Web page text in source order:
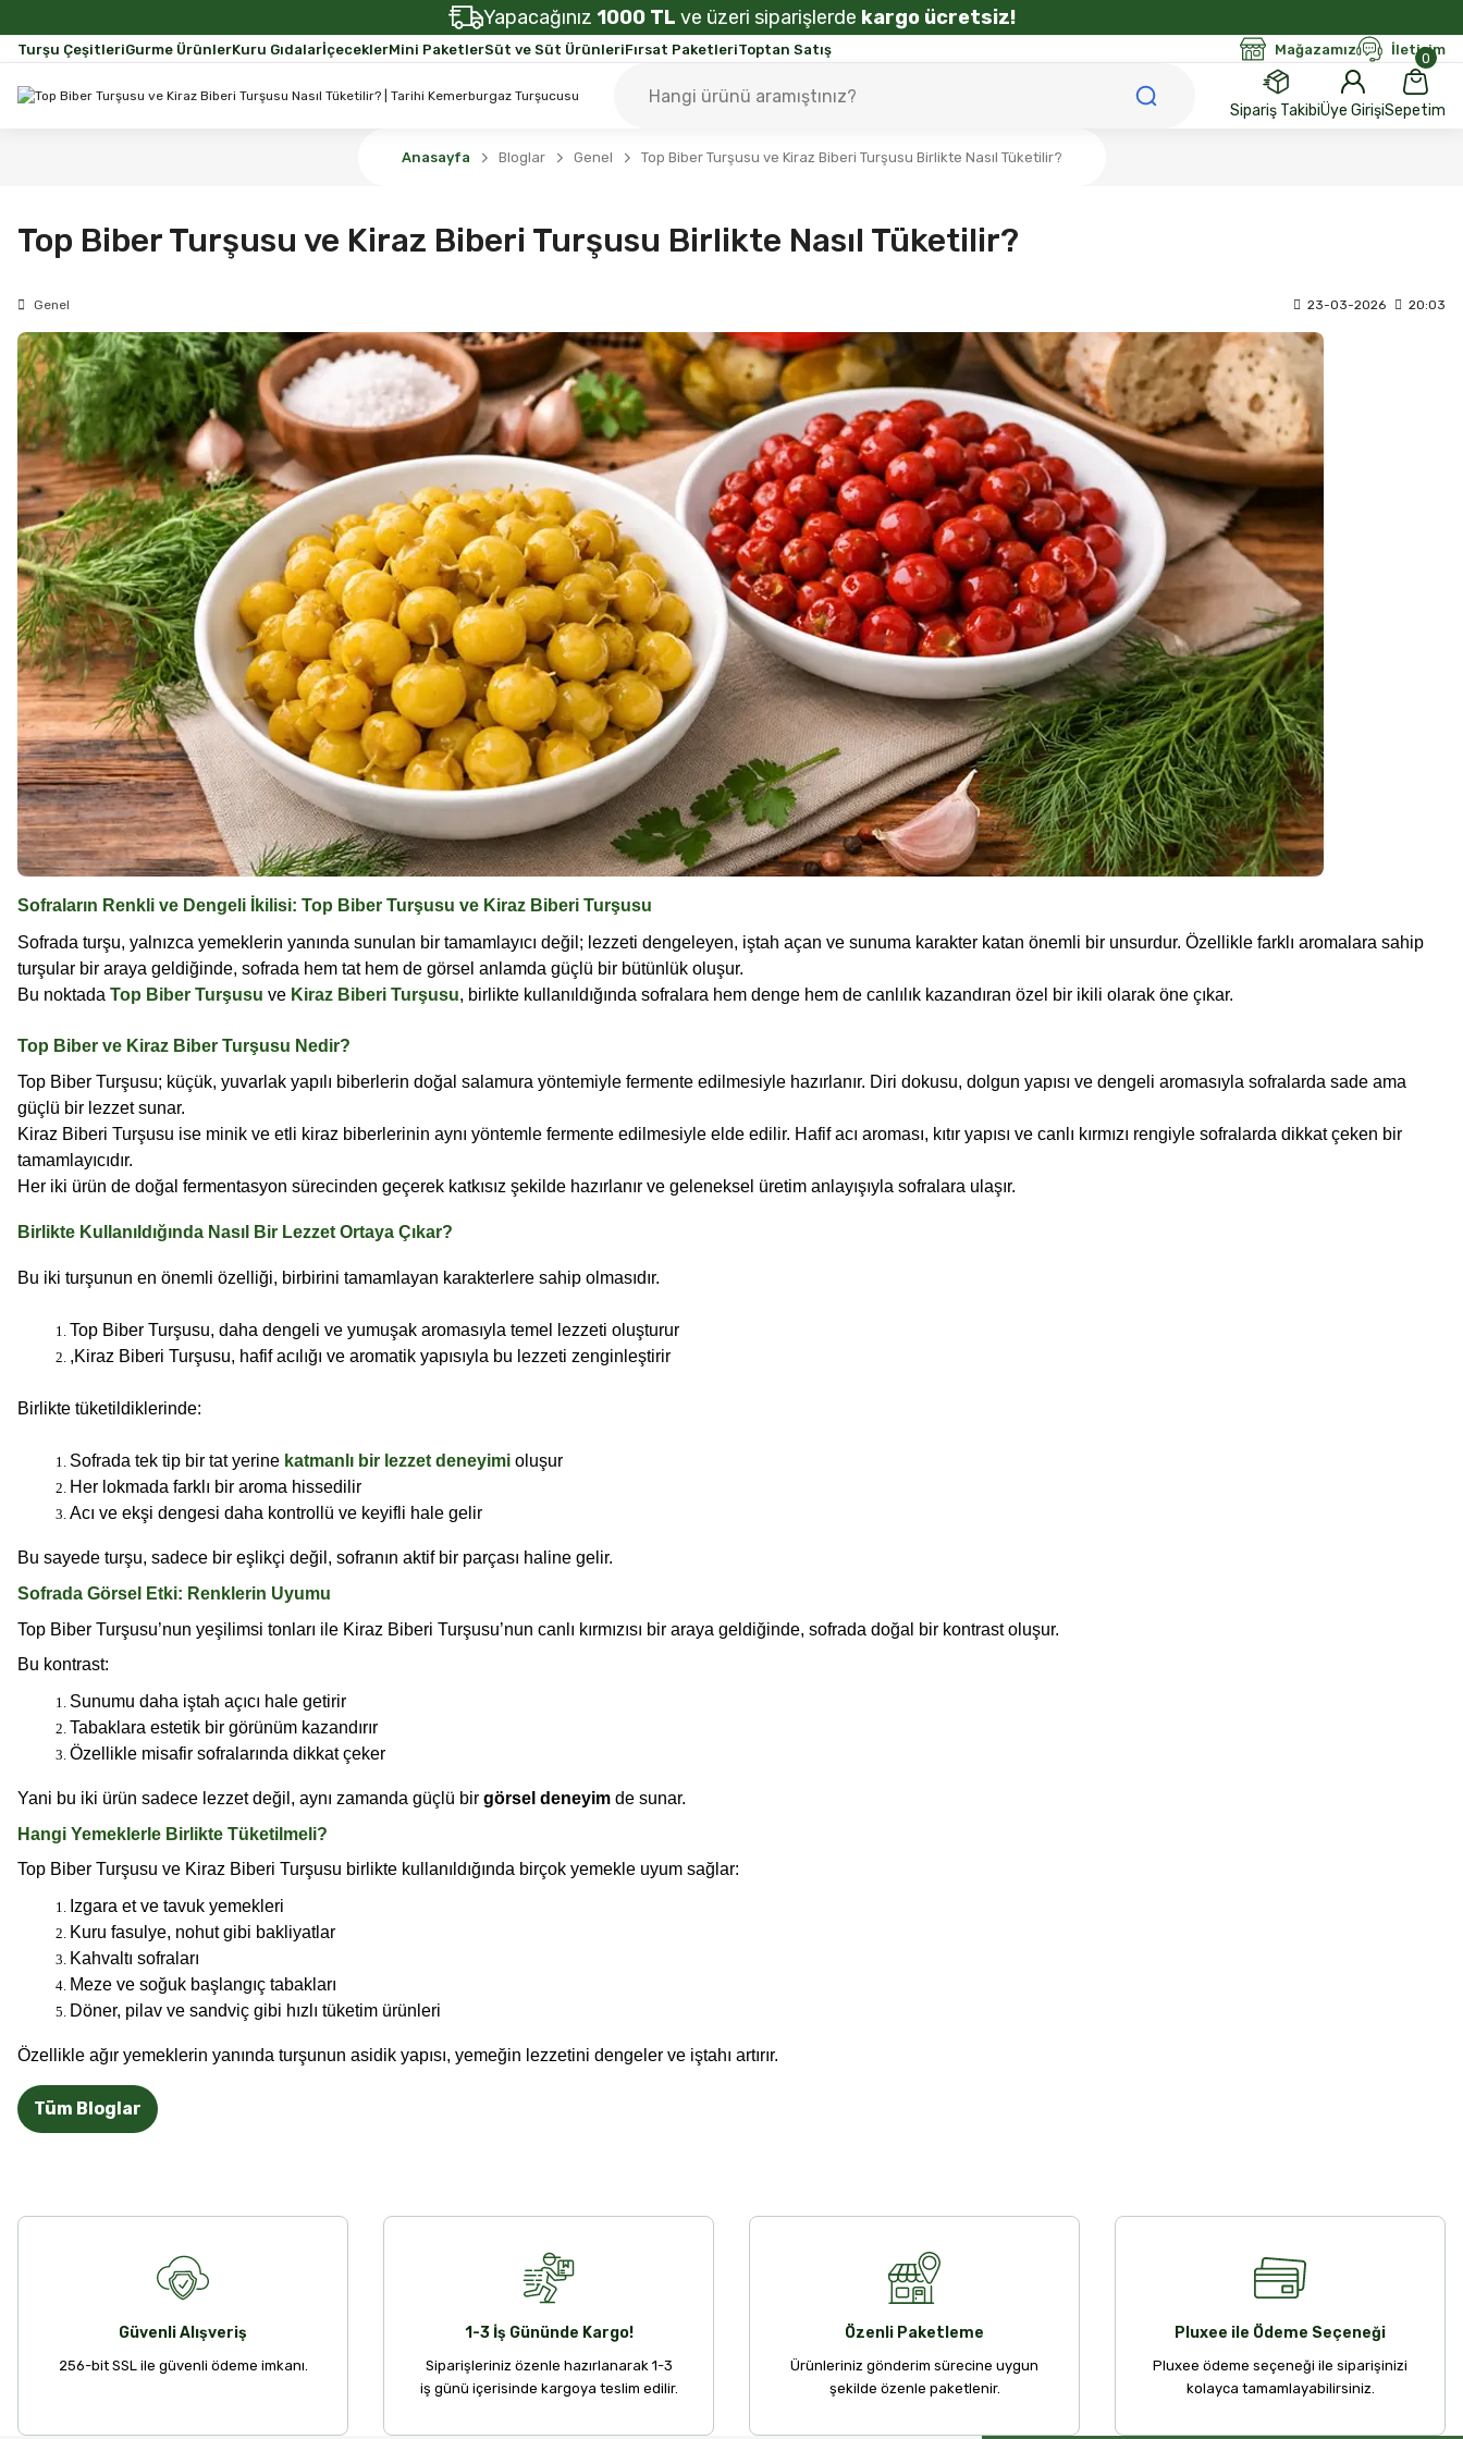
Yapacağınız 1000 TL ve üzeri siparişlerde kargo ücretsiz!
Turşu ÇeşitleriGurme ÜrünlerKuru GıdalarİçeceklerMini PaketlerSüt ve Süt ÜrünleriFırsat PaketleriToptan Satış Mağazamız İletişim
Sipariş TakibiÜye Girişi
0
Sepetim
Anasayfa Bloglar Genel Top Biber Turşusu ve Kiraz Biberi Turşusu Birlikte Nasıl Tüketilir?
Top Biber Turşusu ve Kiraz Biberi Turşusu Birlikte Nasıl Tüketilir?
Genel 23-03-2026 20:03
Sofraların Renkli ve Dengeli İkilisi: Top Biber Turşusu ve Kiraz Biberi Turşusu
Sofrada turşu, yalnızca yemeklerin yanında sunulan bir tamamlayıcı değil; lezzeti dengeleyen, iştah açan ve sunuma karakter katan önemli bir unsurdur. Özellikle farklı aromalara sahip
turşular bir araya geldiğinde, sofrada hem tat hem de görsel anlamda güçlü bir bütünlük oluşur.
Bu noktada Top Biber Turşusu ve Kiraz Biberi Turşusu, birlikte kullanıldığında sofralara hem denge hem de canlılık kazandıran özel bir ikili olarak öne çıkar.
Top Biber ve Kiraz Biber Turşusu Nedir?
Top Biber Turşusu; küçük, yuvarlak yapılı biberlerin doğal salamura yöntemiyle fermente edilmesiyle hazırlanır. Diri dokusu, dolgun yapısı ve dengeli aromasıyla sofralarda sade ama
güçlü bir lezzet sunar.
Kiraz Biberi Turşusu ise minik ve etli kiraz biberlerinin aynı yöntemle fermente edilmesiyle elde edilir. Hafif acı aroması, kıtır yapısı ve canlı kırmızı rengiyle sofralarda dikkat çeken bir
tamamlayıcıdır.
Her iki ürün de doğal fermentasyon sürecinden geçerek katkısız şekilde hazırlanır ve geleneksel üretim anlayışıyla sofralara ulaşır.
Birlikte Kullanıldığında Nasıl Bir Lezzet Ortaya Çıkar?
Bu iki turşunun en önemli özelliği, birbirini tamamlayan karakterlere sahip olmasıdır.
Top Biber Turşusu, daha dengeli ve yumuşak aromasıyla temel lezzeti oluşturur
,Kiraz Biberi Turşusu, hafif acılığı ve aromatik yapısıyla bu lezzeti zenginleştirir
Birlikte tüketildiklerinde:
Sofrada tek tip bir tat yerine katmanlı bir lezzet deneyimi oluşur
Her lokmada farklı bir aroma hissedilir
Acı ve ekşi dengesi daha kontrollü ve keyifli hale gelir
Bu sayede turşu, sadece bir eşlikçi değil, sofranın aktif bir parçası haline gelir.
Sofrada Görsel Etki: Renklerin Uyumu
Top Biber Turşusu’nun yeşilimsi tonları ile Kiraz Biberi Turşusu’nun canlı kırmızısı bir araya geldiğinde, sofrada doğal bir kontrast oluşur.
Bu kontrast:
Sunumu daha iştah açıcı hale getirir
Tabaklara estetik bir görünüm kazandırır
Özellikle misafir sofralarında dikkat çeker
Yani bu iki ürün sadece lezzet değil, aynı zamanda güçlü bir görsel deneyim de sunar.
Hangi Yemeklerle Birlikte Tüketilmeli?
Top Biber Turşusu ve Kiraz Biberi Turşusu birlikte kullanıldığında birçok yemekle uyum sağlar:
Izgara et ve tavuk yemekleri
Kuru fasulye, nohut gibi bakliyatlar
Kahvaltı sofraları
Meze ve soğuk başlangıç tabakları
Döner, pilav ve sandviç gibi hızlı tüketim ürünleri
Özellikle ağır yemeklerin yanında turşunun asidik yapısı, yemeğin lezzetini dengeler ve iştahı artırır.
Tüm Bloglar
Güvenli Alışveriş
256-bit SSL ile güvenli ödeme imkanı.
1-3 İş Gününde Kargo!
Siparişleriniz özenle hazırlanarak 1-3
iş günü içerisinde kargoya teslim edilir.
Özenli Paketleme
Ürünleriniz gönderim sürecine uygun
şekilde özenle paketlenir.
Pluxee ile Ödeme Seçeneği
Pluxee ödeme seçeneği ile siparişinizi
kolayca tamamlayabilirsiniz.